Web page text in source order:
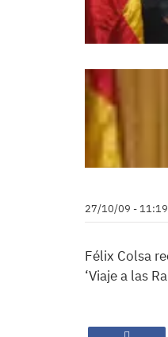
27/10/09 - 11:19
Félix Colsa
‘Viaje a las